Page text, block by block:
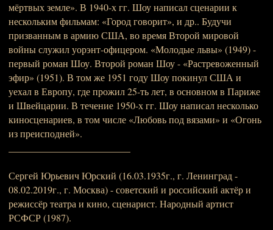
мёртвых земле». В 1940-х гг. Шоу написал сценарии к
нескольким фильмам: «Город говорит», и др.. Будучи
призванным в армию США, во время Второй мировой
войны служил уорэнт-офицером. «Молодые львы» (1949) -
первый роман Шоу. Второй роман Шоу - «Растревоженный
эфир» (1951). В том же 1951 году Шоу покинул США и
уехал в Европу, где прожил 25-ть лет, в основном в Париже
и Швейцарии. В течение 1950-х гг. Шоу написал несколько
киносценариев, в том числе «Любовь под вязами» и «Огонь
из преисподней».
Сергей Юрьевич Юрский (16.03.1935г., г. Ленинград -
08.02.2019г., г. Москва) - советский и российский актёр и
режиссёр театра и кино, сценарист. Народный артист
РСФСР (1987).